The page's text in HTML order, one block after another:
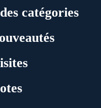
catégories